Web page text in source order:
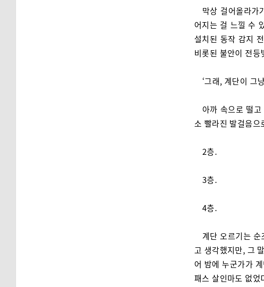
막상 걸어올라가
어지는 걸 느낄 수
설치된 동작 감지
비롯된 불안이 전
‘그래, 계단이 그
아까 속으로 떨
소 빨라진 발걸음으
2층.
3층.
4층.
계단 오르기는
고 생각했지만, 그
어 밤에 누군가가
패스 살인마도 없었